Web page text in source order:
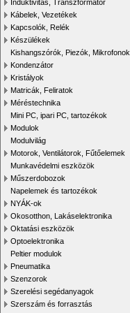
Induktivitás, Transzformátor
Kábelek, Vezetékek
Kapcsolók, Relék
Készülékek
Kishangszórók, Piezók, Mikrofonok
Kondenzátor
Kristályok
Matricák, Feliratok
Méréstechnika
Mini PC, ipari PC, tartozékok
Modulok
Modulvilág
Motorok, Ventilátorok, Fűtőelemek
Munkavédelmi eszközök
Műszerdobozok
Napelemek és tartozékok
NYÁK-ok
Okosotthon, Lakáselektronika
Oktatási eszközök
Optoelektronika
Peltier modulok
Pneumatika
Szenzorok
Szerelési segédanyagok
Szerszám és forrasztás